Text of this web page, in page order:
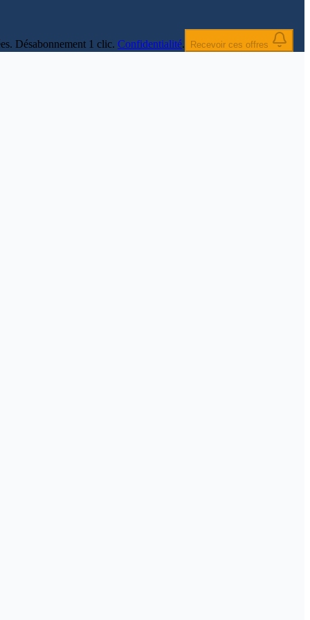
Désabonnement 1 clic. Confidentialité. Recevoir ces offres